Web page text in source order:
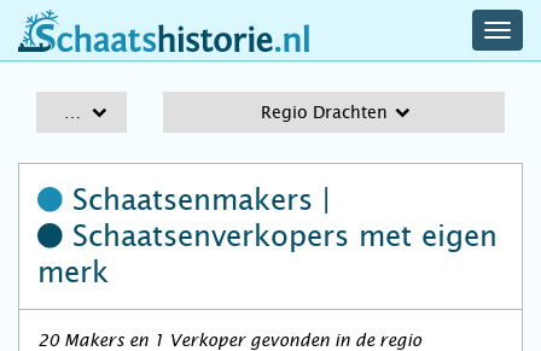
schaatshistorie.nl
Regio Drachten
Schaatsenmakers |
Schaatsenverkopers met eigen
merk
20 Makers en 1 Verkoper gevonden in de regio